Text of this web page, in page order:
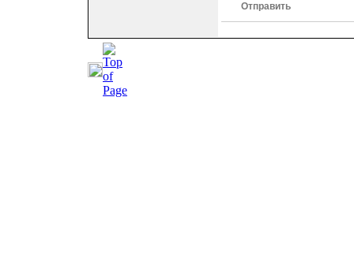
Отправить